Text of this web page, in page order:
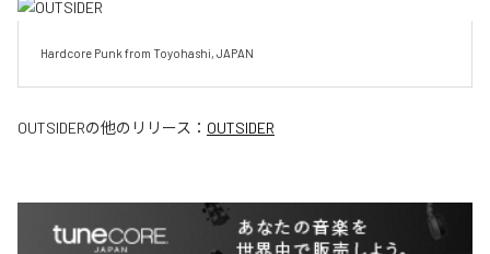
Hardcore Punk from Toyohashi, JAPAN
OUTSIDERの他のリリース： OUTSIDER